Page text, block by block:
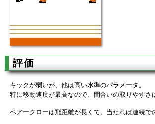
評価
キックが弱いが、他は高い水準のパラメータ。
特に移動速度が最高なので、間合いの取りやすさ
ベアークローは飛距離が長くて、当たれば連続で